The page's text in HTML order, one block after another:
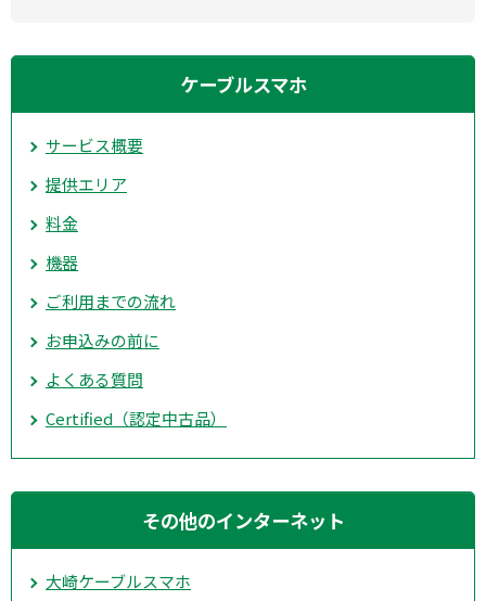
ケーブルスマホ
サービス概要
提供エリア
料金
機器
ご利用までの流れ
お申込みの前に
よくある質問
Certified（認定中古品）
その他のインターネット
大崎ケーブルスマホ